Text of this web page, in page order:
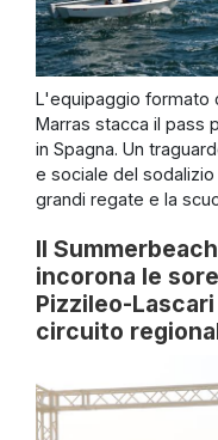
L'equipaggio formato
Marras stacca il pass
in Spagna. Un
e sociale del
grandi regate e la
Il
incorona le
Pizzileo-
circuito